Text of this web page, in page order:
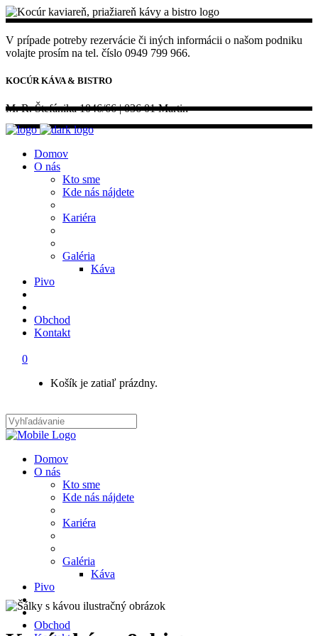
V prípade potreby rezervácie či iných informácii o našom podniku
volajte prosím na tel. číslo 0949 799 966.
KOCÚR KÁVA & BISTRO
M. R. Štefánika 1046/66 | 036 01 Martin
Domov
O nás
Kto sme
Kde nás nájdete
Kariéra
Galéria
Káva
Pivo
Obchod
Kontakt
0
Košík je zatiaľ prázdny.
Domov
O nás
Kto sme
Kde nás nájdete
Kariéra
Galéria
Káva
Pivo
Obchod